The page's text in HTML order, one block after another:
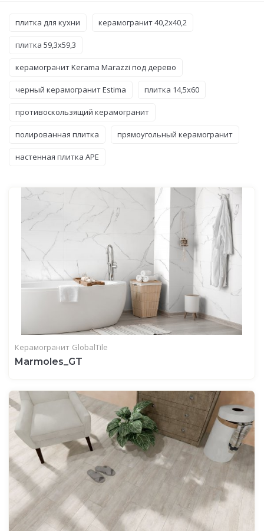
плитка для кухни керамогранит 40,2x40,2
плитка 59,3x59,3
керамогранит Kerama Marazzi под дерево
черный керамогранит Estima плитка 14,5x60
противоскользящий керамогранит
полированная плитка прямоугольный керамогранит
настенная плитка APE
Керамогранит GlobalTile
Marmoles_GT